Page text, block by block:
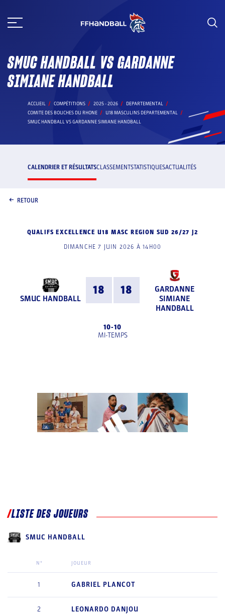
au
SMUC HANDBALL VS GARDANNE
SIMIANE HANDBALL
ACCUEIL COMPÉTITIONS 2025 - 2026
DEPARTEMENTAL
COMITE DES BOUCHES DU RHONE
U18 MASCULINS DEPARTEMENTAL
SMUC HANDBALL VS GARDANNE SIMIANE HANDBALL
CALENDRIER ET RÉSULTATSCLASSEMENTSTATISTIQUESACTUALITÉS
RETOUR
QUALIFS EXCELLENCE U18 MASC REGION SUD 26/27 J2
DIMANCHE 7 JUIN 2026 À 14H00
SMUC HANDBALL
18 18
GARDANNE
SIMIANE
HANDBALL
10-10
MI-TEMPS
LISTE DES JOUEURS
SMUC HANDBALL
N° JOUEUR
1 GABRIEL PLANCOT
2 LEONARDO DANJOU